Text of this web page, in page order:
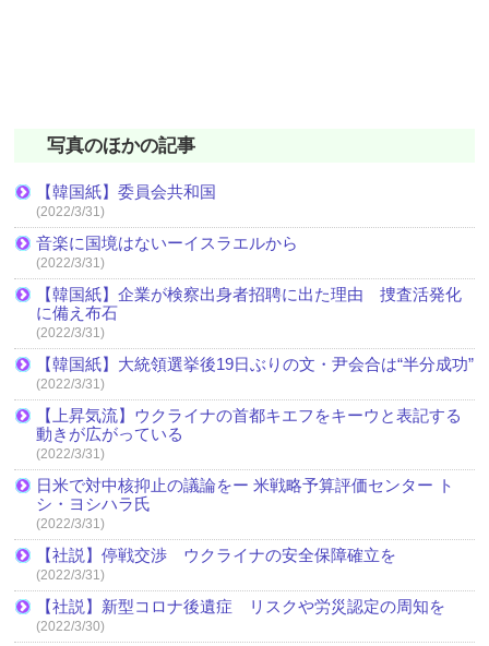
写真のほかの記事
【韓国紙】委員会共和国
(2022/3/31)
音楽に国境はないーイスラエルから
(2022/3/31)
【韓国紙】企業が検察出身者招聘に出た理由 捜査活発化
に備え布石
(2022/3/31)
【韓国紙】大統領選挙後19日ぶりの文・尹会合は“半分成功”
(2022/3/31)
【上昇気流】ウクライナの首都キエフをキーウと表記する
動きが広がっている
(2022/3/31)
日米で対中核抑止の議論をー 米戦略予算評価センター ト
シ・ヨシハラ氏
(2022/3/31)
【社説】停戦交渉 ウクライナの安全保障確立を
(2022/3/31)
【社説】新型コロナ後遺症 リスクや労災認定の周知を
(2022/3/30)